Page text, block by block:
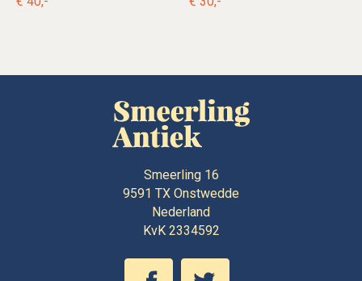
Smeerling 16
9591 TX Onstwedde
Nederland
KvK 2334592